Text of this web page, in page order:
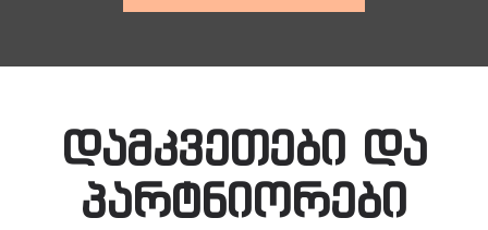
დამკვეთები და
პარტნიორები